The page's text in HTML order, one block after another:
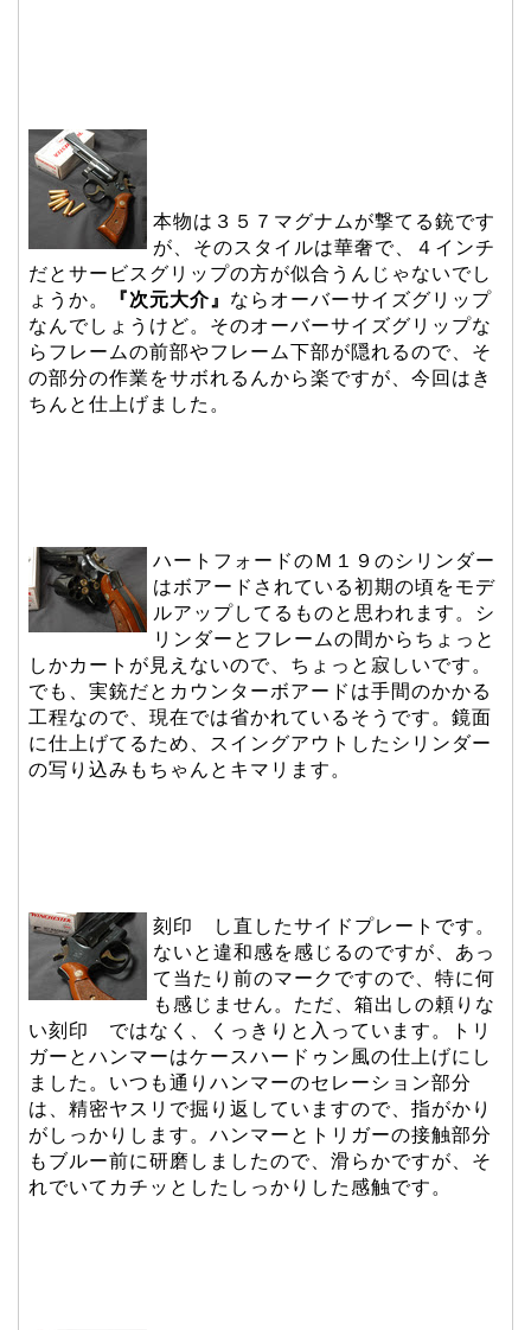
本物は３５７マグナムが撃てる銃です
が、そのスタイルは華奢で、４インチ
だとサービスグリップの方が似合うんじゃないでし
ょうか。
『次元大介』 ならオーバーサイズグリップ
なんでしょうけど。そのオーバーサイズグリップな
らフレームの前部やフレーム下部が隠れるので、そ
の部分の作業をサボれるんから楽ですが、今回はき
ちんと仕上げました。
ハートフォードのＭ１９のシリンダー
はボアードされている初期の頃をモデ
ルアップしてるものと思われます。シ
リンダーとフレームの間からちょっと
しかカートが見えないので、ちょっと寂しいです。
でも、実銃だとカウンターボアードは手間のかかる
工程なので、現在では省かれているそうです。鏡面
に仕上げてるため、スイングアウトしたシリンダー
の写り込みもちゃんとキマリます。
刻印 し直したサイドプレートです。
ないと違和感を感じるのですが、あっ
て当たり前のマークですので、特に何
も感じません。ただ、箱出しの頼りな
い刻印 ではなく、くっきりと入っています。トリ
ガーとハンマーはケースハードゥン風の仕上げにし
ました。いつも通りハンマーのセレーション部分
は、精密ヤスリで掘り返していますので、指がかり
がしっかりします。ハンマーとトリガーの接触部分
もブルー前に研磨しましたので、滑らかですが、そ
れでいてカチッとしたしっかりした感触です。